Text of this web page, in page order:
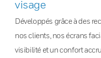
visage
Développés grâce à des
nos clients, nos écrans
visibilité et un confort